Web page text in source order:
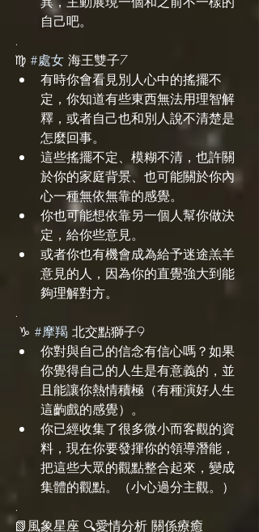
自己吧。
.
♍️ #處女 海王雙子7
有時你會看見別人心中的搖擺不
定，你知道有些東西無法用理智解
釋，或者自己也和別人說不清楚是
怎麼回事。
這些搖擺不定、模糊不清，也許關
於你的家庭背景、也可能關於你內
心一種無依無靠的感覺。
你也可能想依靠另一個人幫你做決
定，給你些意見。
或者你也有機會成為給予迷途羔羊
意見的人，因為你的直覺強大到能
夠理解對方。
.
♑️ #摩羯 北交點獅子9
你對與自己的信念有信心嗎？如果
你覺得自己的人生是有意義的，並
且能讓你熱情積極（有種演好人生
這齣戲的感覺）。
你已經收集了很多微小而客觀的資
料，現在你要發揮你的領導潛能，
把這些大眾的觀點整合起來，變成
集體的觀點。（小心過分主觀。）
.
📗風象星座 🔍愛情分析 關係療癒